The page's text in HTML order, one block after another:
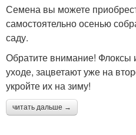
Семена вы можете
самостоятельно осенью
саду.
Обратите внимание! Флоксы
уходе, зацветают уже на
укройте их на зиму!
читать дальше →